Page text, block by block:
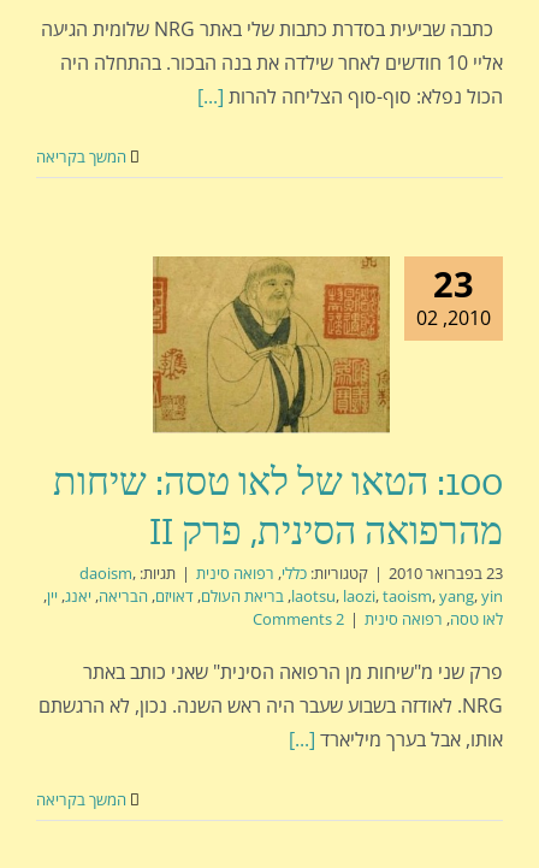
כתבה שביעית בסדרת כתבות שלי באתר NRG שלומית הגיעה
אליי 10 חודשים לאחר שילדה את בנה הבכור. בהתחלה היה
הכול נפלא: סוף-סוף הצליחה להרות [...]
המשך בקריאה
23
2010, 02
100: הטאו של לאו טסה: שיחות
מהרפואה הסינית, פרק II
23 בפברואר 2010 | קטגוריות: כללי, רפואה סינית | תגיות: daoism,
laotsu, laozi,taoism,yang,yin
, בריאת העולם, דאויזם, הבריאה, יאנג, יין,
לאו טסה, רפואה סינית |
2 Comments
פרק שני מ"שיחות מן הרפואה הסינית" שאני כותב באתר
NRG. לאודזה בשבוע שעבר היה ראש השנה. נכון, לא הרגשתם
אותו, אבל בערך מיליארד [...]
המשך בקריאה